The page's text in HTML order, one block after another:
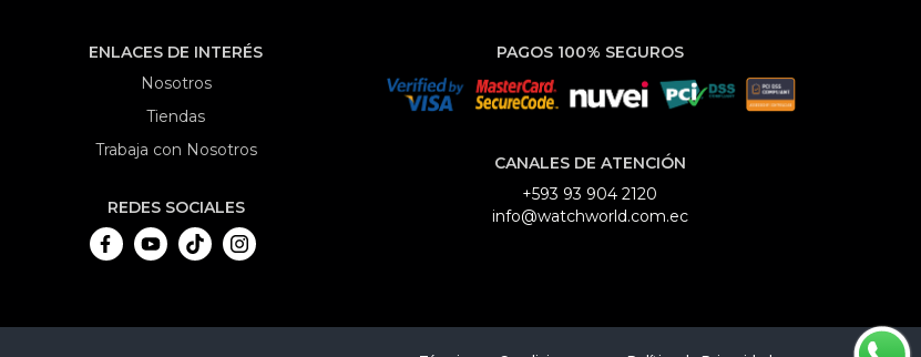
ENLACES DE INTERÉS
Nosotros
Tiendas
Trabaja con Nosotros
REDES SOCIALES
PAGOS 100% SEGUROS
CANALES DE ATENCIÓN
+593 93 904 2120
info@watchworld.com.ec